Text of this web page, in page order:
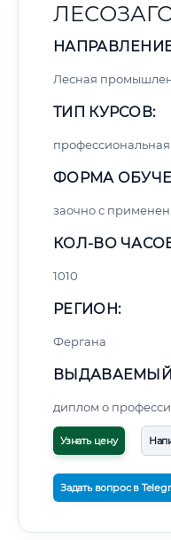
Лесная
ТИП КУРСОВ:
ФОРМА
заочно с
КОЛ-ВО
1010
РЕГИОН:
Фергана
диплом о
Узнать цену
Задать вопрос в